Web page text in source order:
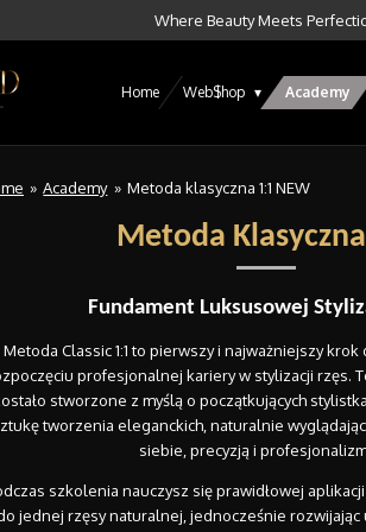
Where Beauty Meets
Home Web$hop Academy
» Academy » Metoda klasyczna 1:1 NEW
Metoda
Fundament Luksusowej
Metoda Classic 1:1 to pierwszy i najważniejszy
profesjonalnej kariery w stylizacji rzęs.
stworzone z myślą o początkujących
tworzenia eleganckich, naturalnie
siebie, precyzją i
szkolenia nauczysz się prawidłowej
jednej rzęsy naturalnej, jednocześnie rozwijając